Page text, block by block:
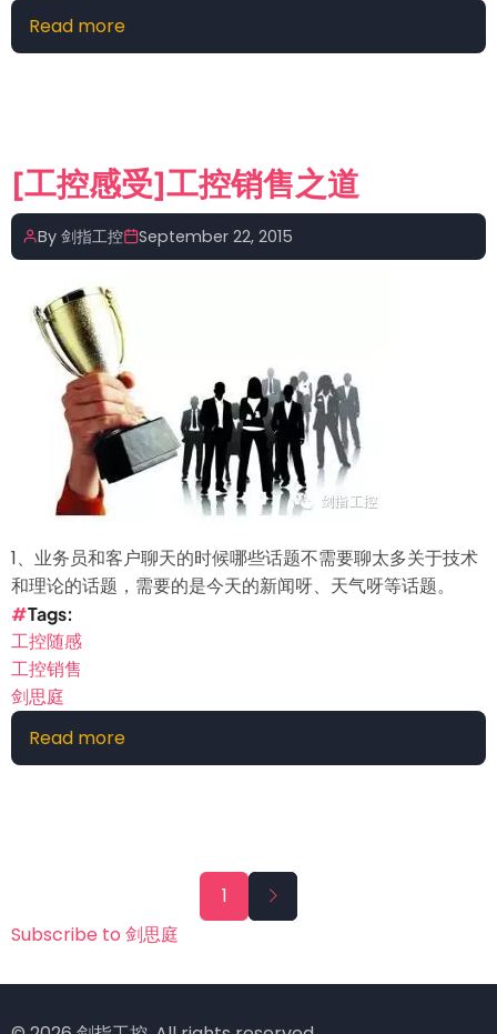
Read more
【工
RSLogix5000
的
备
份
[工控感受]工控销售之道
By 剑指工控 September 22, 2015
1、业务员和客户聊天的时候哪些话题不需要聊太多关于技术
和理论的话题，需要的是今天的新闻呀、天气呀等话题。
Tags
工控随感
工控销售
剑思庭
Read more
[工
销
之
1
Next
page
Subscribe to 剑思庭